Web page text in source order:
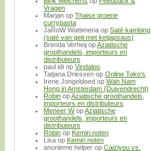
Vragen
Marjan op Thaise groene
currypasta
JaRoW Wattimena op Saté kambing
(saté van geit met ketjapsaus)
Brenda Verheij opAziatische
groothandels, importeurs en
distributeurs
paul idi op Vindaloo
Tatjana Driessen op Online Toko’s
Irene Jongebloed op Wah Nam
Hong in Amsterdam (Duivendrecht)
Robin opAziatische groothandels,
importeurs en distributeurs
Meneer WopAziatische
groothandels, importeurs en
distributeurs
Robin op Kemiri noten
Lisa op Kemiri noten
anonieme helper op Caiziyou vs.